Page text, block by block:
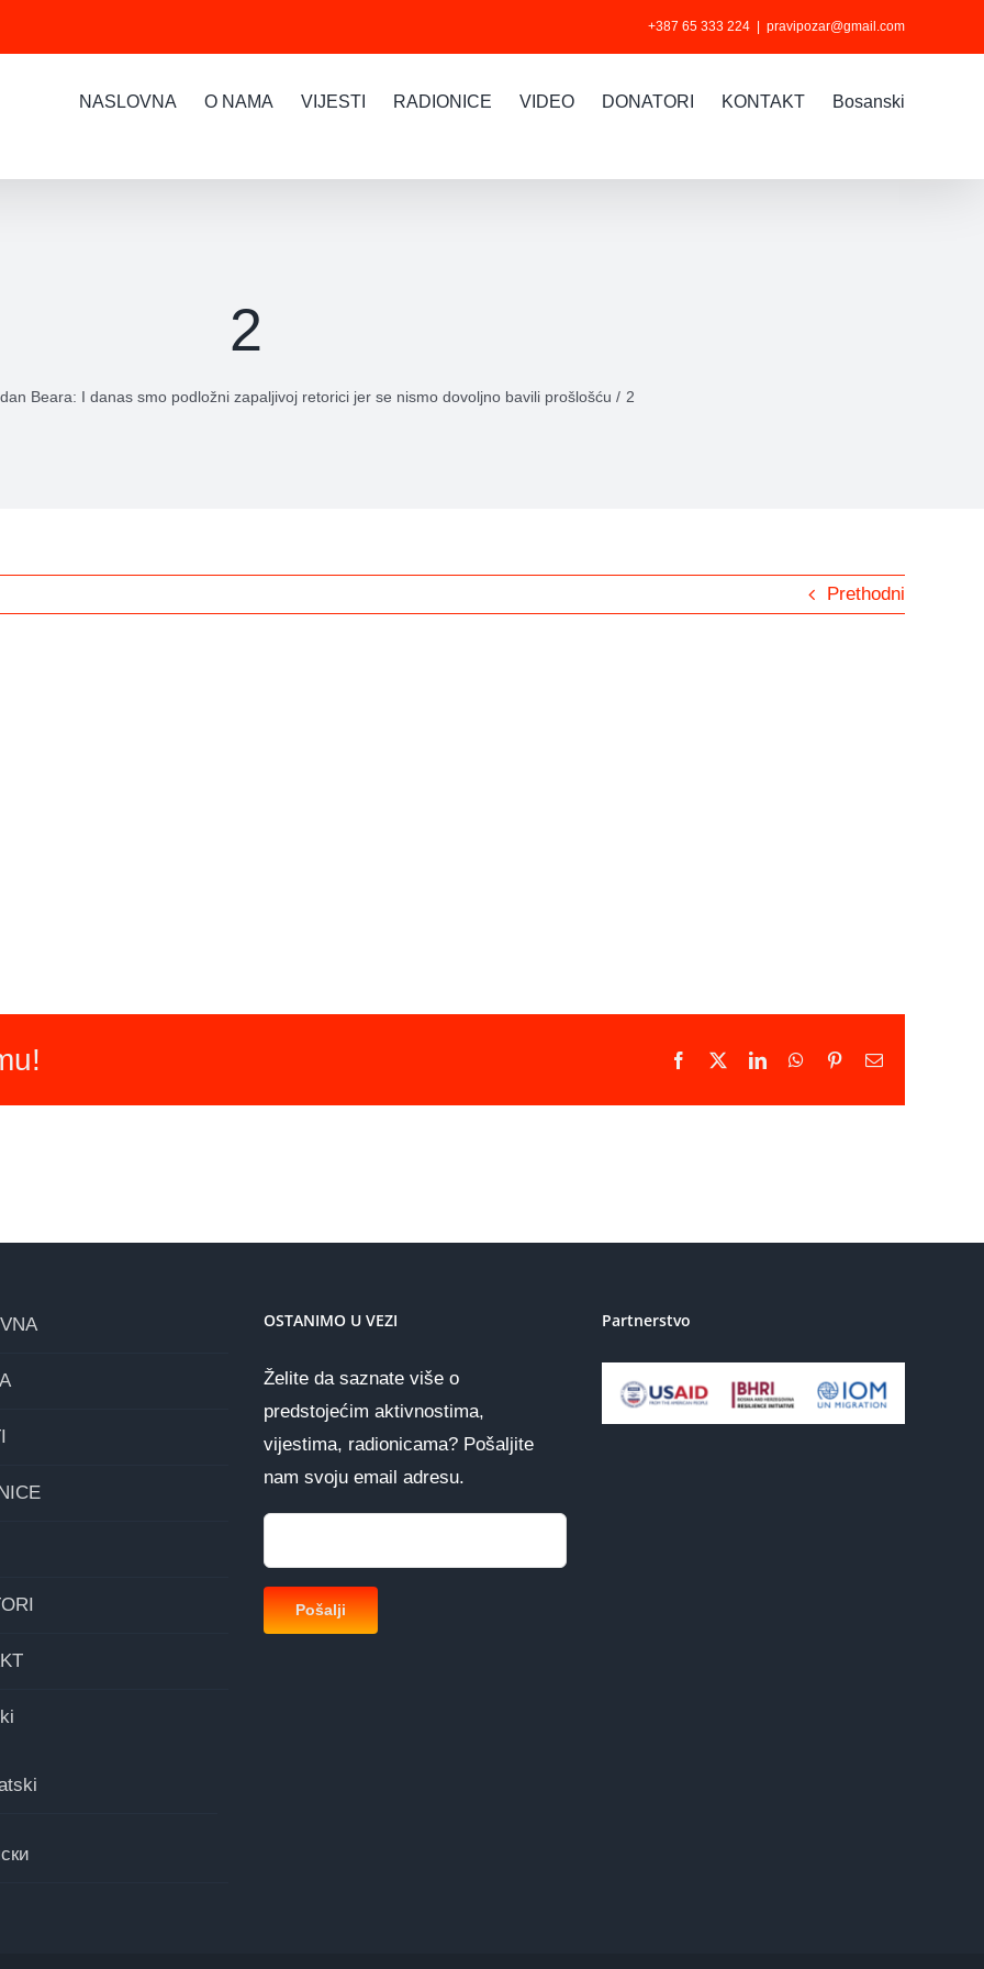
+387 65 333 224 pravipozar@gmail.com
NASLOVNA O NAMA VIJESTI RADIONICE VIDEO DONATORI KONTAKT Bosanski
2
Beara: I danas smo podložni zapaljivoj retorici jer se nismo dovoljno bavili prošlošću 2
Prethodni
Facebook LinkedInWhatsApp
PinterestEmail
OSTANIMO U VEZI
Želite da saznate više o
predstojećim aktivnostima,
vijestima, radionicama? Pošaljite
nam svoju email adresu.
Partnerstvo